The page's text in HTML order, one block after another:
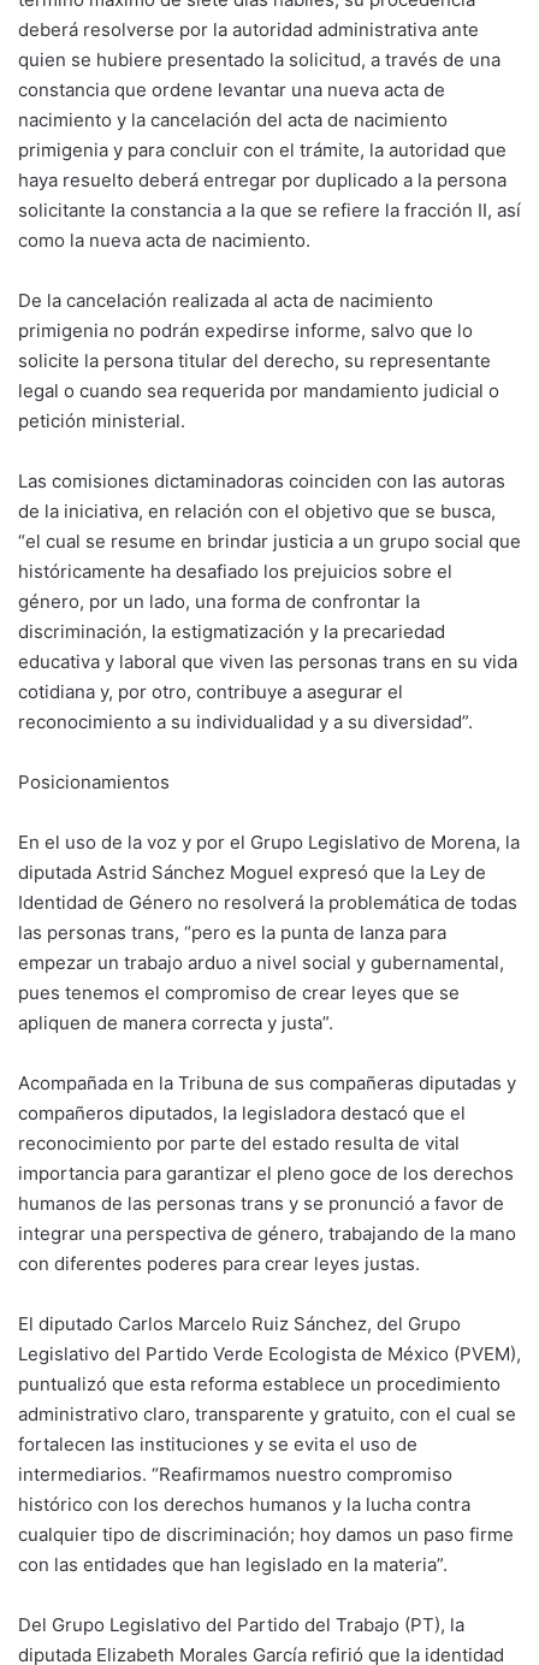
deberá resolverse por la autoridad administrativa ante
quien se hubiere presentado la solicitud, a través de una
constancia que ordene levantar una nueva acta de
nacimiento y la cancelación del acta de nacimiento
primigenia y para concluir con el trámite, la autoridad que
haya resuelto deberá entregar por duplicado a la persona
solicitante la constancia a la que se refiere la fracción II, así
como la nueva acta de nacimiento.
De la cancelación realizada al acta de nacimiento
primigenia no podrán expedirse informe, salvo que lo
solicite la persona titular del derecho, su representante
legal o cuando sea requerida por mandamiento judicial o
petición ministerial.
Las comisiones dictaminadoras coinciden con las autoras
de la iniciativa, en relación con el objetivo que se busca,
“el cual se resume en brindar justicia a un grupo social que
históricamente ha desafiado los prejuicios sobre el
género, por un lado, una forma de confrontar la
discriminación, la estigmatización y la precariedad
educativa y laboral que viven las personas trans en su vida
cotidiana y, por otro, contribuye a asegurar el
reconocimiento a su individualidad y a su diversidad”.
Posicionamientos
En el uso de la voz y por el Grupo Legislativo de Morena, la
diputada Astrid Sánchez Moguel expresó que la Ley de
Identidad de Género no resolverá la problemática de todas
las personas trans, “pero es la punta de lanza para
empezar un trabajo arduo a nivel social y gubernamental,
pues tenemos el compromiso de crear leyes que se
apliquen de manera correcta y justa”.
Acompañada en la Tribuna de sus compañeras diputadas y
compañeros diputados, la legisladora destacó que el
reconocimiento por parte del estado resulta de vital
importancia para garantizar el pleno goce de los derechos
humanos de las personas trans y se pronunció a favor de
integrar una perspectiva de género, trabajando de la mano
con diferentes poderes para crear leyes justas.
El diputado Carlos Marcelo Ruiz Sánchez, del Grupo
Legislativo del Partido Verde Ecologista de México (PVEM),
puntualizó que esta reforma establece un procedimiento
administrativo claro, transparente y gratuito, con el cual se
fortalecen las instituciones y se evita el uso de
intermediarios. “Reafirmamos nuestro compromiso
histórico con los derechos humanos y la lucha contra
cualquier tipo de discriminación; hoy damos un paso firme
con las entidades que han legislado en la materia”.
Del Grupo Legislativo del Partido del Trabajo (PT), la
diputada Elizabeth Morales García refirió que la identidad